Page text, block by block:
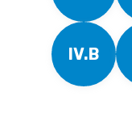
IV.B